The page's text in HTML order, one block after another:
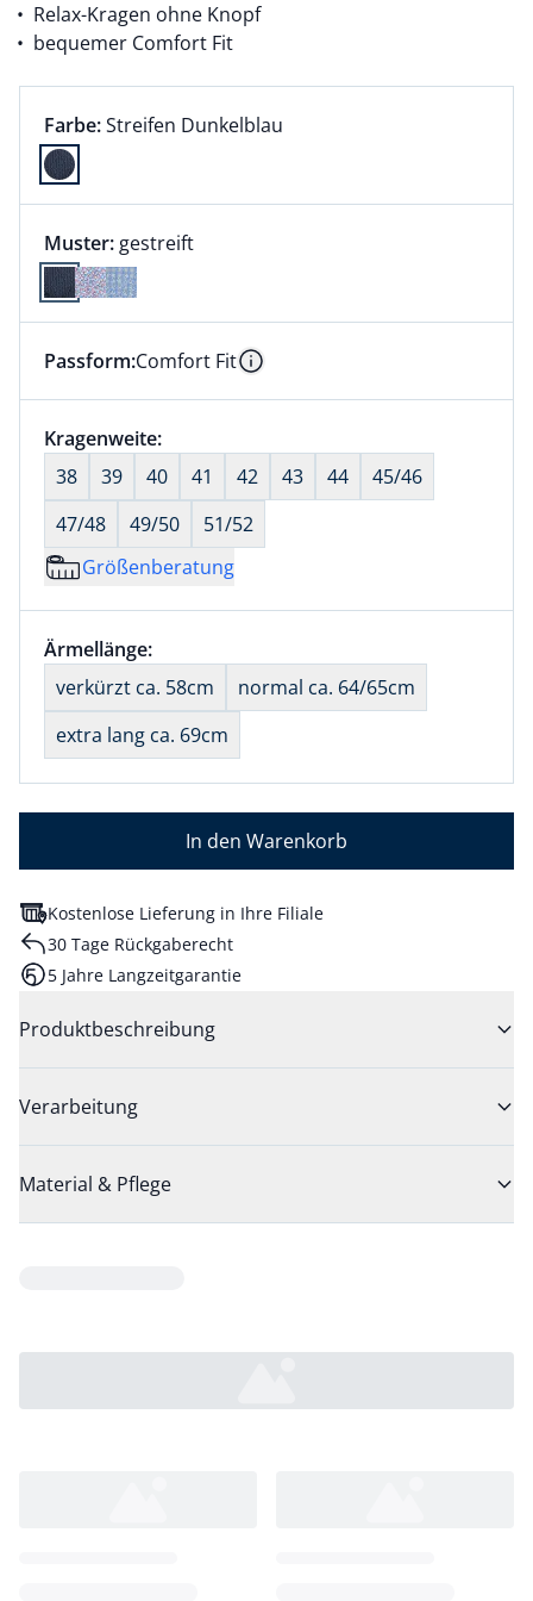
Relax-Kragen ohne Knopf
bequemer Comfort Fit
Farbauswahl:
Farbe:aktuell ausgewählt:
Streifen Dunkelblau
Farbe Streifen Dunkelblau ausgewählt
Muster: gestreift
Dieser Artikel hat die Passform Comfort Fit. für
Passform:Comfort Fit Information
Größenauswahl:
Kragenweite:nichts ausgewählt
38
39 40 41 42 43 44
45/46
47/48
49/50
51/52
Größenberatung
Größenauswahl:
Ärmellänge:nichts ausgewählt
verkürzt ca. 58cm
normal ca. 64/65cm
extra lang ca. 69cm
In den Warenkorb
Kostenlose Lieferung in Ihre Filiale
30 Tage Rückgaberecht
5 Jahre Langzeitgarantie
Produktbeschreibung
Verarbeitung
Material & Pflege